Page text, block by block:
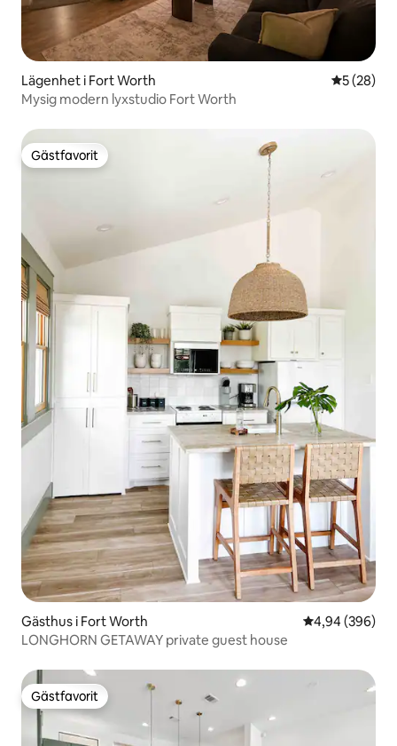
Lägenhet i Fort Worth 5 av 5 i
5 (28)
Mysig modern lyxstudio Fort Worth
Gästfavorit
Gästfavorit
Gästhus i Fort Worth 4,94 av 5 i
4,94 (396)
LONGHORN GETAWAY private guest house
Gästfavorit
Gästfavorit